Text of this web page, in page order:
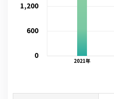
2021年
0
600
1,200